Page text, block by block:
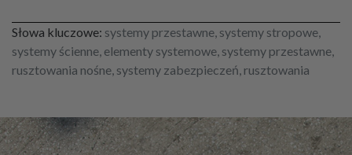
Słowa kluczowe: systemy przestawne, systemy stropowe,
systemy ścienne, elementy systemowe, systemy przestawne,
rusztowania nośne, systemy zabezpieczeń, rusztowania